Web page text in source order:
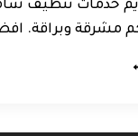
خدمات تنظيف
مشرقة وبراقة.